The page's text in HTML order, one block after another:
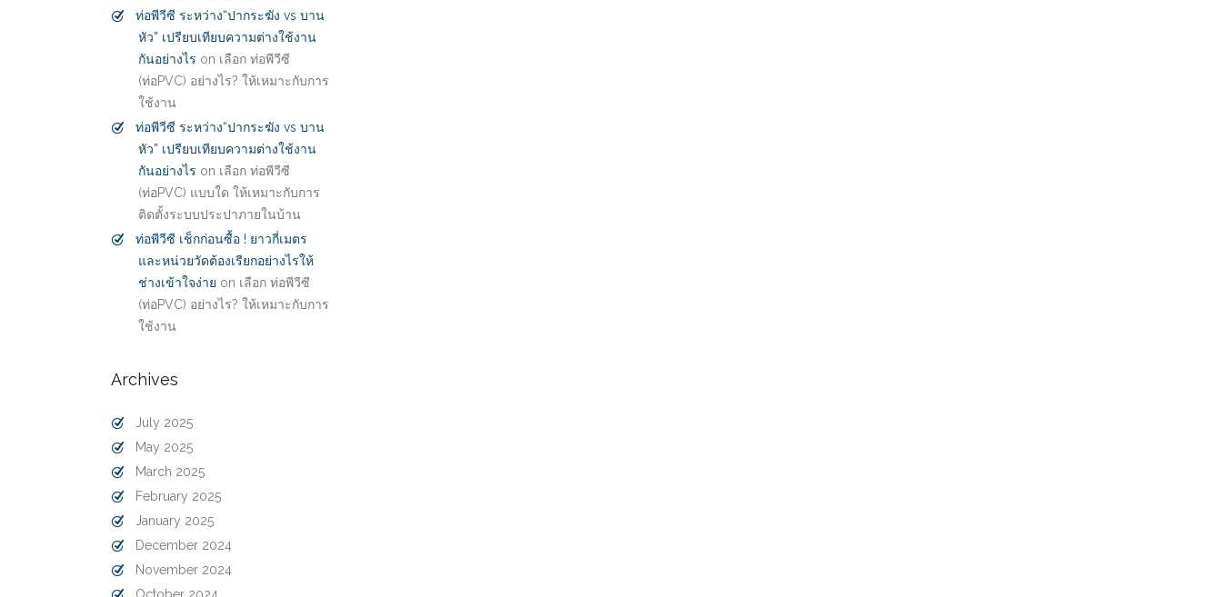
ท่อพีวีซี ระหว่าง“ปากระฆัง vs บาน
หัว” เปรียบเทียบความต่างใช้งาน
กันอย่างไร on เลือก ท่อพีวีซี
(ท่อPVC) อย่างไร? ให้เหมาะกับการ
ใช้งาน
ท่อพีวีซี ระหว่าง“ปากระฆัง vs บาน
หัว” เปรียบเทียบความต่างใช้งาน
กันอย่างไร on เลือก ท่อพีวีซี
(ท่อPVC) แบบใด ให้เหมาะกับการ
ติดตั้งระบบประปาภายในบ้าน
ท่อพีวีซี เช็กก่อนซื้อ ! ยาวกี่เมตร
และหน่วยวัดต้องเรียกอย่างไรให้
ช่างเข้าใจง่าย on เลือก ท่อพีวีซี
(ท่อPVC) อย่างไร? ให้เหมาะกับการ
ใช้งาน
Archives
July 2025
May 2025
March 2025
February 2025
January 2025
December 2024
November 2024